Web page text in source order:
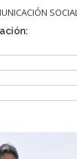
SOCIAL